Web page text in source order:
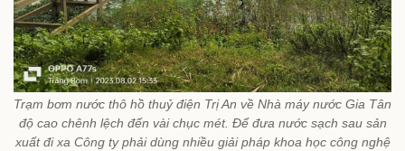
Trạm bơm nước thô hồ thuỷ điện Trị An về Nhà máy nước Gia Tân
độ cao chênh lệch đến vài chục mét. Để đưa nước sạch sau sản
xuất đi xa Công ty phải dùng nhiều giải pháp khoa học công nghệ